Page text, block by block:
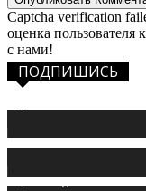
Captcha verification
оценка пользователя
с нами!
ПОДПИШИСЬ